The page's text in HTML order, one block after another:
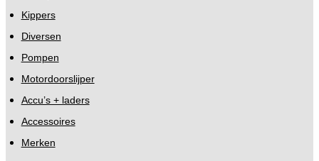
Kippers
Diversen
Pompen
Motordoorslijper
Accu’s + laders
Accessoires
Merken